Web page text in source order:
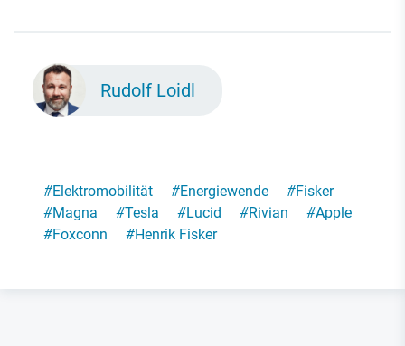
Rudolf Loidl
#Elektromobilität #Energiewende #Fisker
#Magna #Tesla #Lucid #Rivian #Apple
#Foxconn #Henrik Fisker